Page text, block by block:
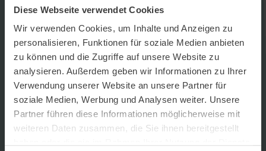
Diese Webseite verwendet Cookies
Wir verwenden Cookies, um Inhalte und Anzeigen zu
personalisieren, Funktionen für soziale Medien anbieten
zu können und die Zugriffe auf unsere Website zu
analysieren. Außerdem geben wir Informationen zu Ihrer
Verwendung unserer Website an unsere Partner für
soziale Medien, Werbung und Analysen weiter. Unsere
Partner führen diese Informationen möglicherweise mit
weiteren Daten zusammen, die Sie ihnen bereitgestellt
WirtschaftsKRAFT der INFO - Das Magazin Pforzheim GmbH
erhalte. Um die Inhalte des Newsletters besser auf meine
persönlichen Interessen auszurichten, stimme ich außerdem zu,
hierfür mein personenbezogenes Nutzungsverhalten des
Newsletters zu erfassen und auszuwerten. Der Newsletter enthält
begleitende Werbeinformationen zu Produkten und
Dienstleistungen lokal ansässiger Werbekunden. Ich kann meine
Einwilligung jederzeit kostenfrei für die Zukunft durch den in jedem
Newsletter enthaltenen Abmeldelink oder per E-Mail an info@info-
pforzheim.de widerrufen. Meine E-Mail-Adresse wird ausschließlich
zur Zustellung des Newsletters genutzt. Detaillierte Informationen
zum Umgang mit Ihren Daten und der von uns eingesetzten
Newsletter-Software Cleverreach finden Sie in unserer
Datenschutzerklärung.